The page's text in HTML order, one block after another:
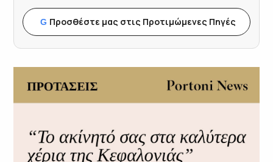
G Προσθέστε μας στις Προτιμώμενες Πηγές